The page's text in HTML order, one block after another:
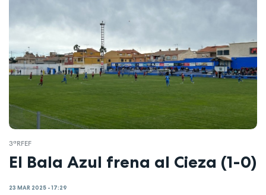
3ªRFEF
El Bala Azul frena al Cieza (1-0)
23 MAR 2025 - 17:29